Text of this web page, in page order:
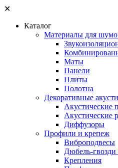
✕
Каталог
Материалы для
Маты
Панели
Плиты
Полотна
Декоративные
Акустические
Акустические
Диффузоры
Профили и крепеж
Виброподвесы
Дюбель-
Крепления